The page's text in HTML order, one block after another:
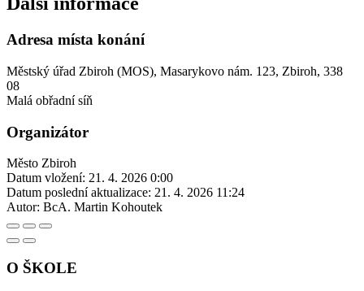
Adresa místa konání
Městský úřad Zbiroh (MOS), Masarykovo nám. 123, Zbiroh, 338
08
Malá obřadní síň
Organizátor
Město Zbiroh
Datum vložení: 21. 4. 2026 0:00
Datum poslední aktualizace: 21. 4. 2026 11:24
Autor: BcA. Martin Kohoutek
O ŠKOLE